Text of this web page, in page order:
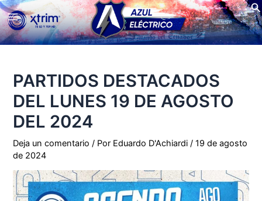
Ir
al
contenido
Main
Menu
PARTIDOS DESTACADOS
DEL LUNES 19 DE AGOSTO
DEL 2024
Deja un comentario / Por Eduardo D'Achiardi/19 de agosto
de 2024